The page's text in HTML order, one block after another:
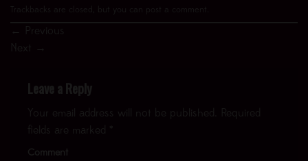
Trackbacks are closed, but you can post a comment
←
Previous
Next
→
Leave a Reply
Your email address will not be published.
Required
fields are marked
*
Comment